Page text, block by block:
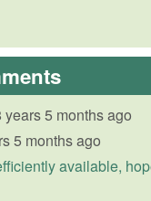
years 5 months ago
5 months ago
available,